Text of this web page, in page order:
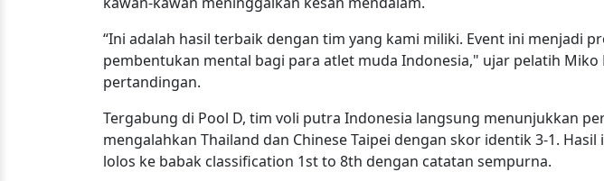
“Ini adalah hasil terbaik dengan tim yang kami miliki. Event ini menjadi
pembentukan mental bagi para atlet muda Indonesia," ujar pelatih Miko
pertandingan.
Tergabung di Pool D, tim voli putra Indonesia langsung menunjukkan
mengalahkan Thailand dan Chinese Taipei dengan skor identik 3-1.
lolos ke babak classification 1st to 8th dengan catatan sempurna.